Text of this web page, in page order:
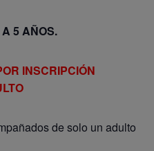
5 AÑOS.
INSCRIPCIÓN
de solo un adulto